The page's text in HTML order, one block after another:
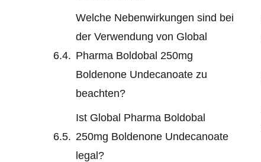
Welche Nebenwirkungen sind bei
der Verwendung von Global
Pharma Boldobal 250mg
Boldenone Undecanoate zu
beachten?
Ist Global Pharma Boldobal
250mg Boldenone Undecanoate
legal?